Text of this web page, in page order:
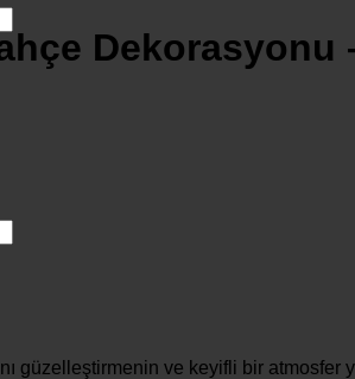
Dekorasyonu
güzelleştirmenin ve keyifli bir atmosfer